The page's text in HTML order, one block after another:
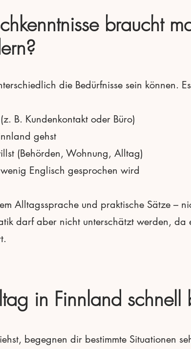
braucht
die Bedürfnisse sein können.
B. Kundenkontakt oder Büro)
gehst
(Behörden, Wohnung, Alltag)
Englisch gesprochen wird
Alltagssprache und praktische Sätze –
darf aber nicht unterschätzt werden,
in Finnland schnell
begegnen dir bestimmte Situationen